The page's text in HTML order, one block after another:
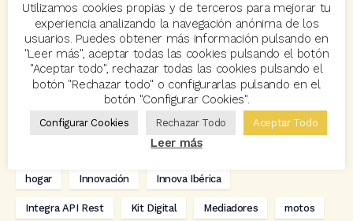
acuerdo Acuerdos Allianz autos
Avant2 Avant2 Sales Manager ayudas Bcover
Carlos Rovira Codeoscopic Codeoscopic Academy
Codeoscopic Workspace Coverize Decesos
Eventos formación
hogar Innovación Innova Ibérica
Integra API Rest Kit Digital Mediadores motos
Utilizamos cookies propias y de terceros para mejorar tu
experiencia analizando la navegación anónima de los
usuarios. Puedes obtener más información pulsando en
"Leer más", aceptar todas las cookies pulsando el botón
"Aceptar todo", rechazar todas las cookies pulsando el
botón "Rechazar todo" o configurarlas pulsando en el
botón "Configurar Cookies".
Configurar Cookies Rechazar Todo Aceptar Todo
Leer más